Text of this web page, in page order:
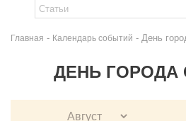
Главная - Календарь событий - День
ДЕНЬ ГОРОДА